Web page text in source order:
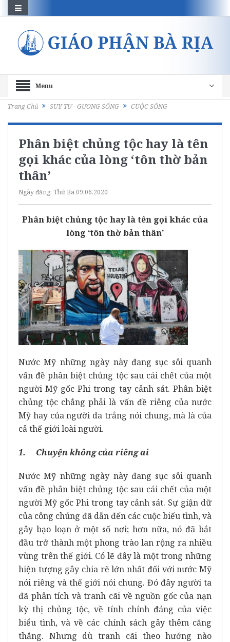
Menu
Trang Chủ SUY TƯ - GƯƠNG SỐNG CUỘC SỐNG
Phân biệt chủng tộc hay là tên
gọi khác của lòng ‘tôn thờ bản
thân’
Ngày đăng: Thứ Ba 09.06.2020
Phân biệt chủng tộc hay là tên gọi khác của
lòng ‘tôn thờ bản thân’
Nước Mỹ những ngày này đang sục sôi quanh
vấn đề phân biệt chủng tộc sau cái chết của một
người Mỹ gốc Phi trong tay cảnh sát. Phân biệt
chủng tộc chẳng phải là vấn đề riêng của nước
Mỹ hay của người da trắng nói chung, mà là của
cả thế giới loài người.
1. Chuyện không của riêng ai
Nước Mỹ những ngày này đang sục sôi quanh
vấn đề phân biệt chủng tộc sau cái chết của một
người Mỹ gốc Phi trong tay cảnh sát. Sự giận dữ
của công chúng đã dẫn đến các cuộc biểu tình, và
gây bạo loạn ở một số nơi; hơn nữa, nó đã bắt
đầu trở thành một phong trào lan rộng ra nhiều
vùng trên thế giới. Có lẽ đây là một trong những
hiện tượng gây chia rẽ lớn nhất đối với nước Mỹ
nói riêng và thế giới nói chung. Đó đây người ta
đã phân tích và tranh cãi về nguồn gốc của nạn
kỳ thị chủng tộc, về tính chính đáng của việc
biểu tình, và về các chính sách gây thêm căng
thẳng. Nhưng dù tranh cãi theo hướng nào